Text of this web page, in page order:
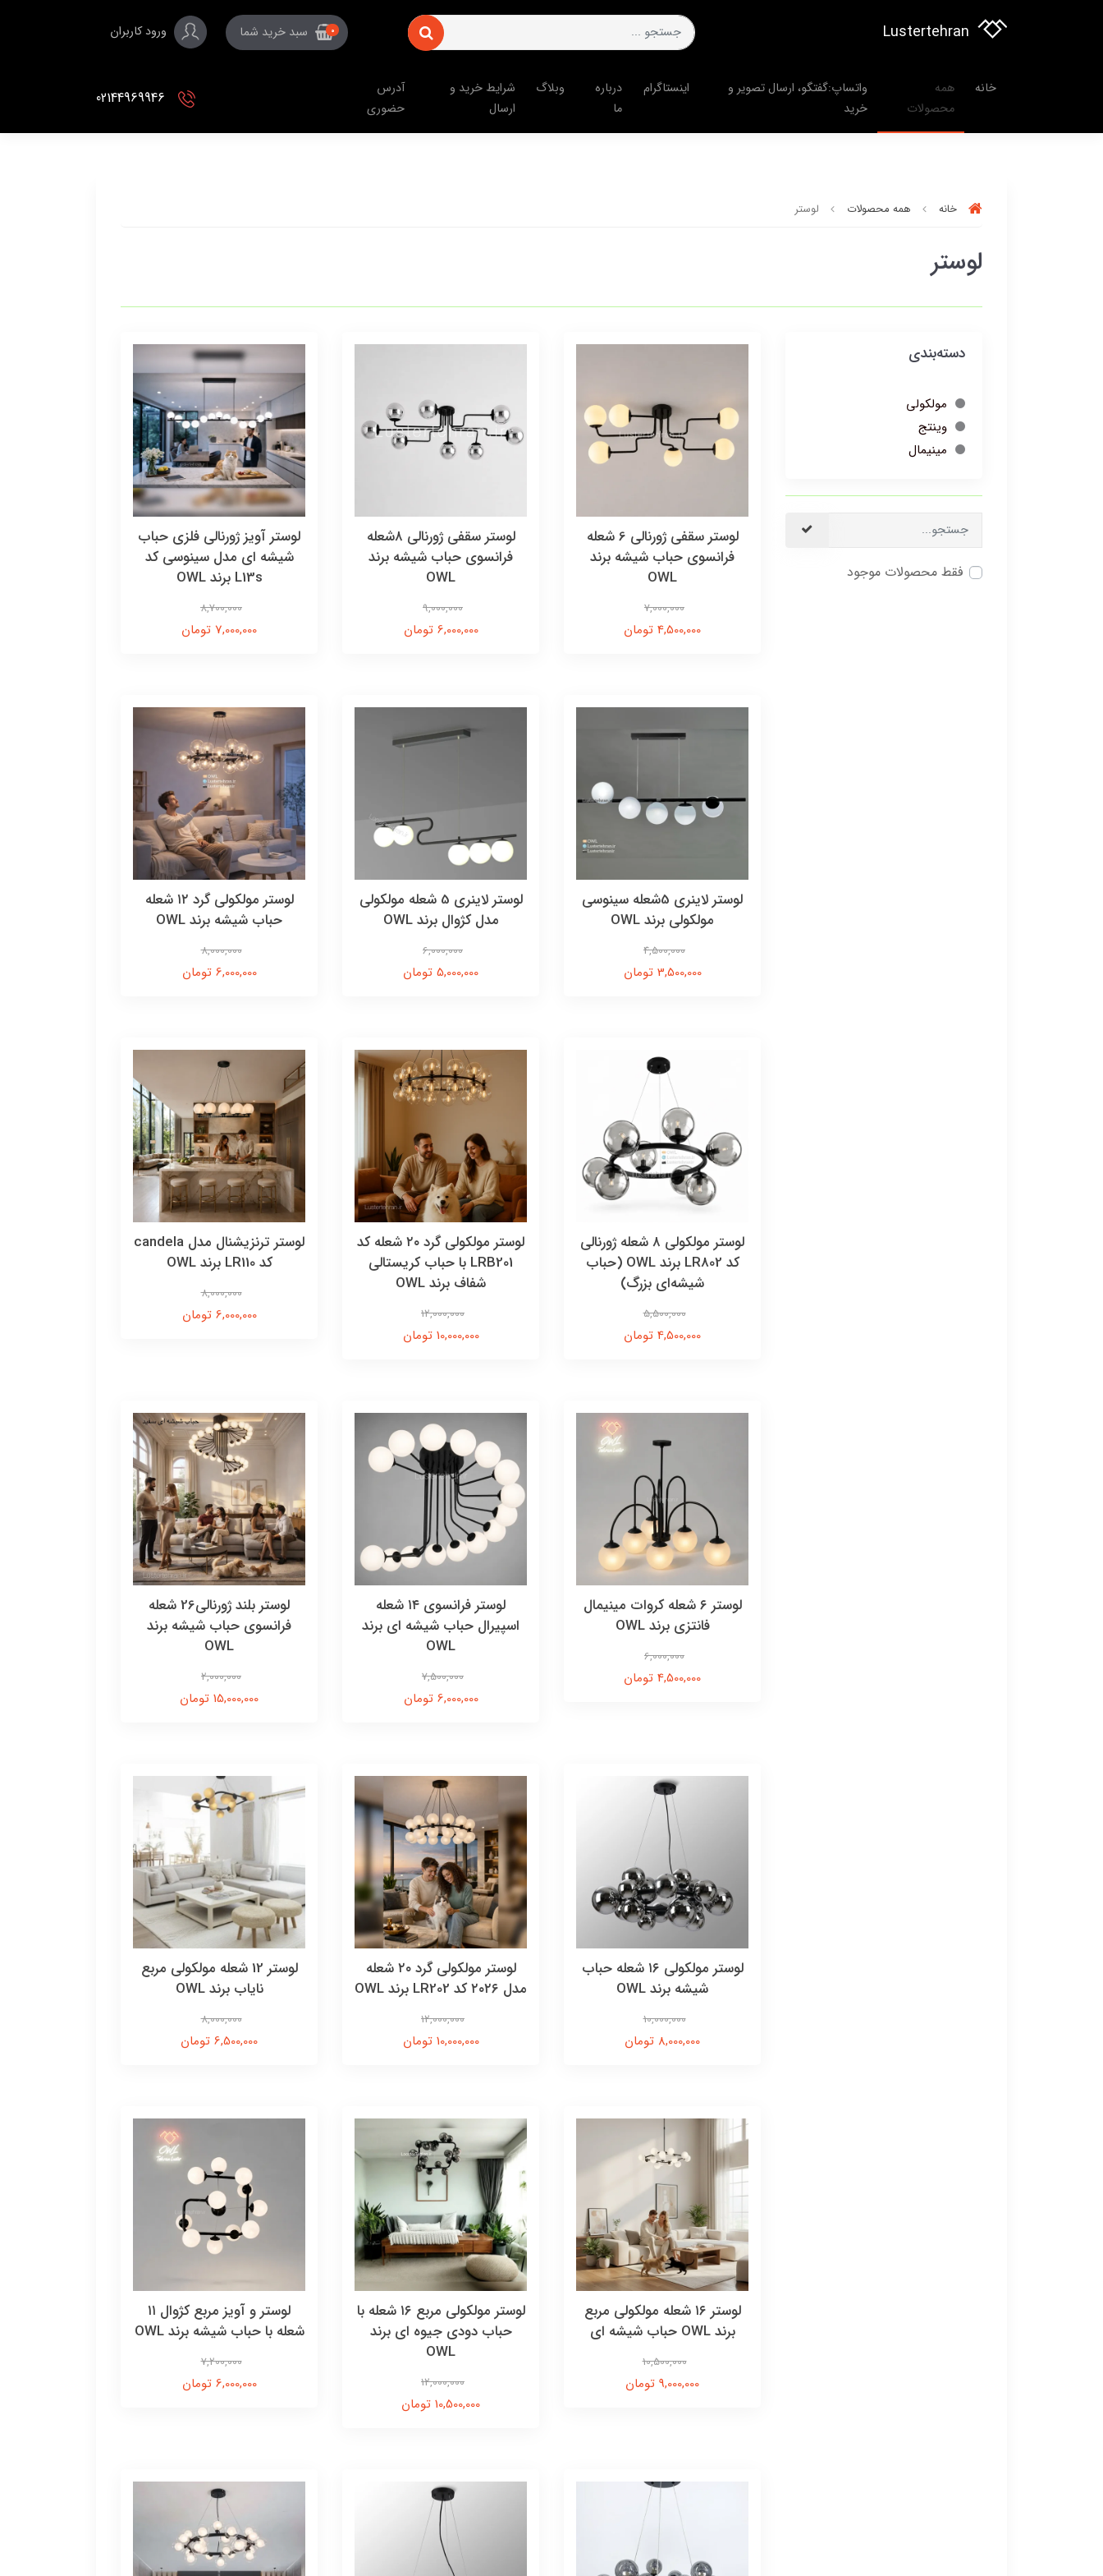
Lustertehran
0 سبد خرید شما ورود کاربران
خانه
همه
محصولات
واتساپ:گفتگو، ارسال تصویر و
خرید
اینستاگرام
درباره
ما
وبلاگ
شرایط خرید و
ارسال
آدرس
حضوری
خانه همه محصولات لوستر
لوستر
دسته‌بندی
مولکولی
وینتج
مینیمال
فقط محصولات موجود
لوستر سقفی ژورنالی 6 شعله
فرانسوی حباب شیشه برند
OWL
7,000,000
4,500,000 تومان
لوستر سقفی ژورنالی ۸شعله
فرانسوی حباب شیشه برند
OWL
9,000,000
6,000,000 تومان
لوستر آویز ژورنالی فلزی حباب
شیشه ای مدل سینوسی کد
L13s برند OWL
8,700,000
7,000,000 تومان
لوستر لاینری 5شعله سینوسی
مولکولی برند OWL
4,500,000
3,500,000 تومان
لوستر لاینری 5 شعله مولکولی
مدل کژوال برند OWL
6,000,000
5,000,000 تومان
لوستر مولکولی گرد ۱۲ شعله
حباب شیشه برند OWL
8,000,000
6,000,000 تومان
لوستر مولکولی ۸ شعله ژورنالی
کد LR802 برند OWL (حباب
شیشه‌ای بزرگ)
5,500,000
4,500,000 تومان
لوستر مولکولی گرد ۲۰ شعله کد
LRB201 با حباب کریستالی
شفاف برند OWL
12,000,000
10,000,000 تومان
لوستر ترنزیشنال مدل candela
کد LR110 برند OWL
8,000,000
6,000,000 تومان
لوستر ۶ شعله کروات مینیمال
فانتزی برند OWL
6,000,000
4,500,000 تومان
لوستر فرانسوی ۱۴ شعله
اسپیرال حباب شیشه ای برند
OWL
7,500,000
6,000,000 تومان
لوستر بلند ژورنالی26 شعله
فرانسوی حباب شیشه برند
OWL
2,000,000
15,000,000 تومان
لوستر مولکولی ۱۶ شعله حباب
شیشه برند OWL
10,000,000
8,000,000 تومان
لوستر مولکولی گرد ۲۰ شعله
مدل ۲۰۲۶ کد LR202 برند OWL
12,000,000
10,000,000 تومان
لوستر 12 شعله مولکولی مربع
نایاب برند OWL
8,000,000
6,500,000 تومان
لوستر ۱۶ شعله مولکولی مربع
برند OWL حباب شیشه ای
10,500,000
9,000,000 تومان
لوستر مولکولی مربع ۱۶ شعله با
حباب دودی جیوه ای برند
OWL
12,000,000
10,500,000 تومان
لوستر و آویز مربع کژوال ۱۱
شعله با حباب شیشه برند OWL
7,200,000
6,000,000 تومان